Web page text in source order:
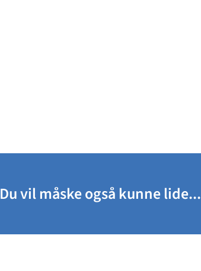
Du vil måske også kunne lide...